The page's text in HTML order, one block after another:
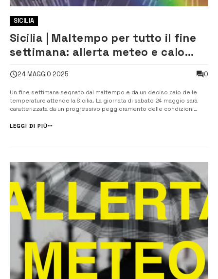
SICILIA
Sicilia | Maltempo per tutto il fine
settimana: allerta meteo e calo
24 MAGGIO 2025 0
Un fine settimana segnato dal maltempo e da un deciso calo delle
temperature attende la Sicilia. La giornata di sabato 24 maggio sarà
caratterizzata da un progressivo peggioramento delle condizioni
intensificheranno nel corso della giornata, soprattutto sulle aree
LEGGI DI PIÙ